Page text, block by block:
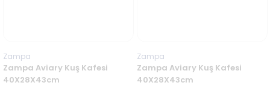
Zampa
Zampa Aviary Kuş Kafesi
40X28X43cm
Zampa
Zampa Aviary Kuş Kafesi
40X28X43cm